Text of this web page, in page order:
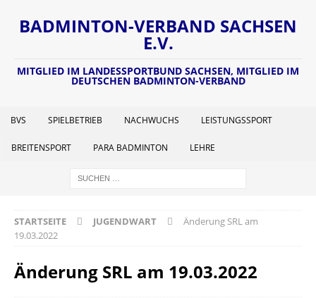
BADMINTON-VERBAND SACHSEN
E.V.
MITGLIED IM LANDESSPORTBUND SACHSEN, MITGLIED IM
DEUTSCHEN BADMINTON-VERBAND
BVS SPIELBETRIEB NACHWUCHS LEISTUNGSSPORT
BREITENSPORT PARA BADMINTON LEHRE
STARTSEITE JUGENDWART
Änderung SRL am
19.03.2022
Änderung SRL am 19.03.2022